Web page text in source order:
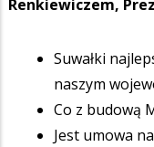
Renkiewiczem,
Suwałki
naszym
Co z budową
Jest umowa